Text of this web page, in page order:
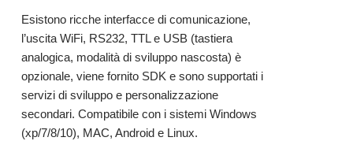
Esistono ricche interfacce di comunicazione,
l’uscita WiFi, RS232, TTL e USB (tastiera
analogica, modalità di sviluppo nascosta) è
opzionale, viene fornito SDK e sono supportati i
servizi di sviluppo e personalizzazione
secondari. Compatibile con i sistemi Windows
(xp/7/8/10), MAC, Android e Linux.